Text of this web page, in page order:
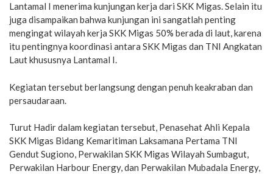
Lantamal I menerima kunjungan kerja dari SKK Migas. Selain itu
juga disampaikan bahwa kunjungan ini sangatlah penting
mengingat wilayah kerja SKK Migas 50% berada di laut, karena
itu pentingnya koordinasi antara SKK Migas dan TNI Angkatan
Laut khususnya Lantamal I.
Kegiatan tersebut berlangsung dengan penuh keakraban dan
persaudaraan.
Turut Hadir dalam kegiatan tersebut, Penasehat Ahli Kepala
SKK Migas Bidang Kemaritiman Laksamana Pertama TNI
Gendut Sugiono, Perwakilan SKK Migas Wilayah Sumbagut,
Perwakilan Harbour Energy, dan Perwakilan Mubadala Energy,